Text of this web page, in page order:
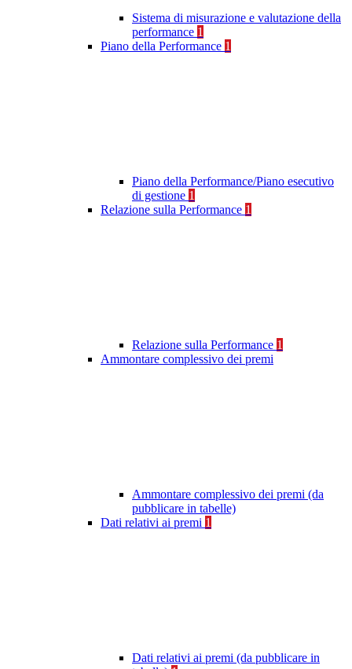
Sistema di misurazione e valutazione della
performance 1
Piano della Performance 1
Piano della Performance/Piano esecutivo
di gestione 1
Relazione sulla Performance 1
Relazione sulla Performance 1
Ammontare complessivo dei premi
Ammontare complessivo dei premi (da
pubblicare in tabelle)
Dati relativi ai premi 1
Dati relativi ai premi (da pubblicare in